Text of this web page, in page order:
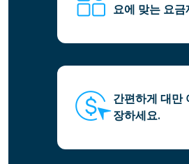
요에 맞는 요
간편하게 대만
장하세요.